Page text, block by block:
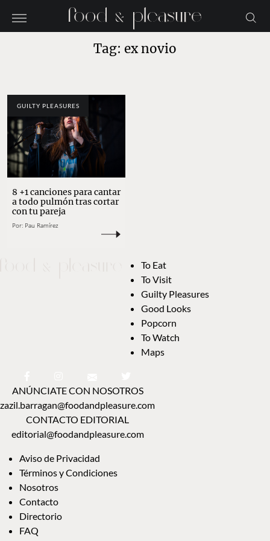
Tag: ex novio
GUILTY PLEASURES
8 +1 canciones para cantar
a todo pulmón tras cortar
con tu pareja
Por: Pau Ramírez
To Eat
To Visit
Guilty Pleasures
Good Looks
Popcorn
To Watch
Maps
ANÚNCIATE CON NOSOTROS
zazil.barragan@foodandpleasure.com
CONTACTO EDITORIAL
editorial@foodandpleasure.com
Aviso de Privacidad
Términos y Condiciones
Nosotros
Contacto
Directorio
FAQ